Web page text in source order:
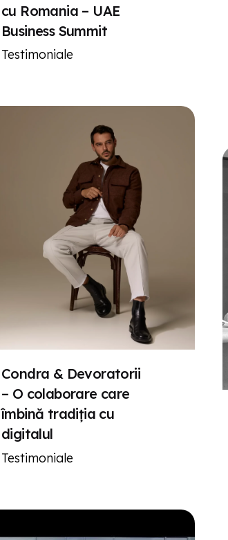
cu Romania – UAE
Business Summit
Testimoniale
Condra & Devoratorii
– O colaborare care
îmbină tradiția cu
digitalul
Testimoniale